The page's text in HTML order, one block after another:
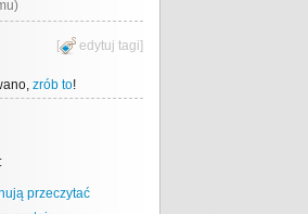
[ edytuj tagi]
zrób to!
przeczytać